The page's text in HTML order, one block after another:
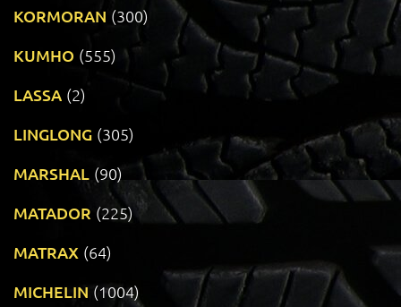
KORMORAN (300)
KUMHO (555)
LASSA (2)
LINGLONG (305)
MARSHAL (90)
MATADOR (225)
MATRAX (64)
MICHELIN (1004)